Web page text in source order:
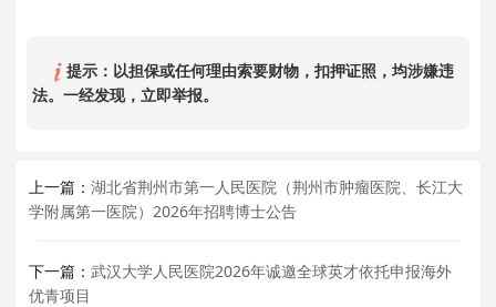
提示：以担保或任何理由索要财物，扣押证照，均涉嫌违
法。一经发现，立即举报。
上一篇：湖北省荆州市第一人民医院（荆州市肿瘤医院、长江大
学附属第一医院）2026年招聘博士公告
下一篇：武汉大学人民医院2026年诚邀全球英才依托申报海外
优青项目